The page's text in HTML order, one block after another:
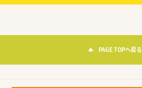
PAGE TOPへ戻る